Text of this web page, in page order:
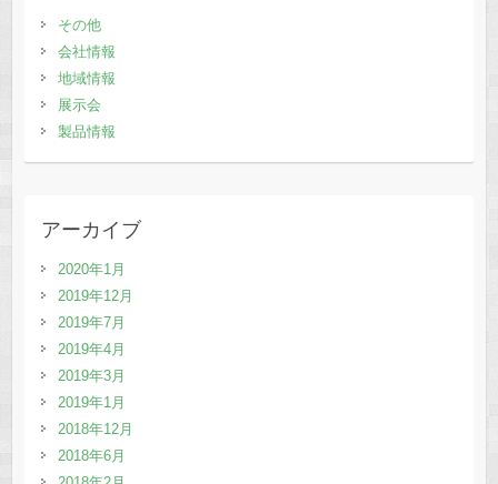
その他
会社情報
地域情報
展示会
製品情報
アーカイブ
2020年1月
2019年12月
2019年7月
2019年4月
2019年3月
2019年1月
2018年12月
2018年6月